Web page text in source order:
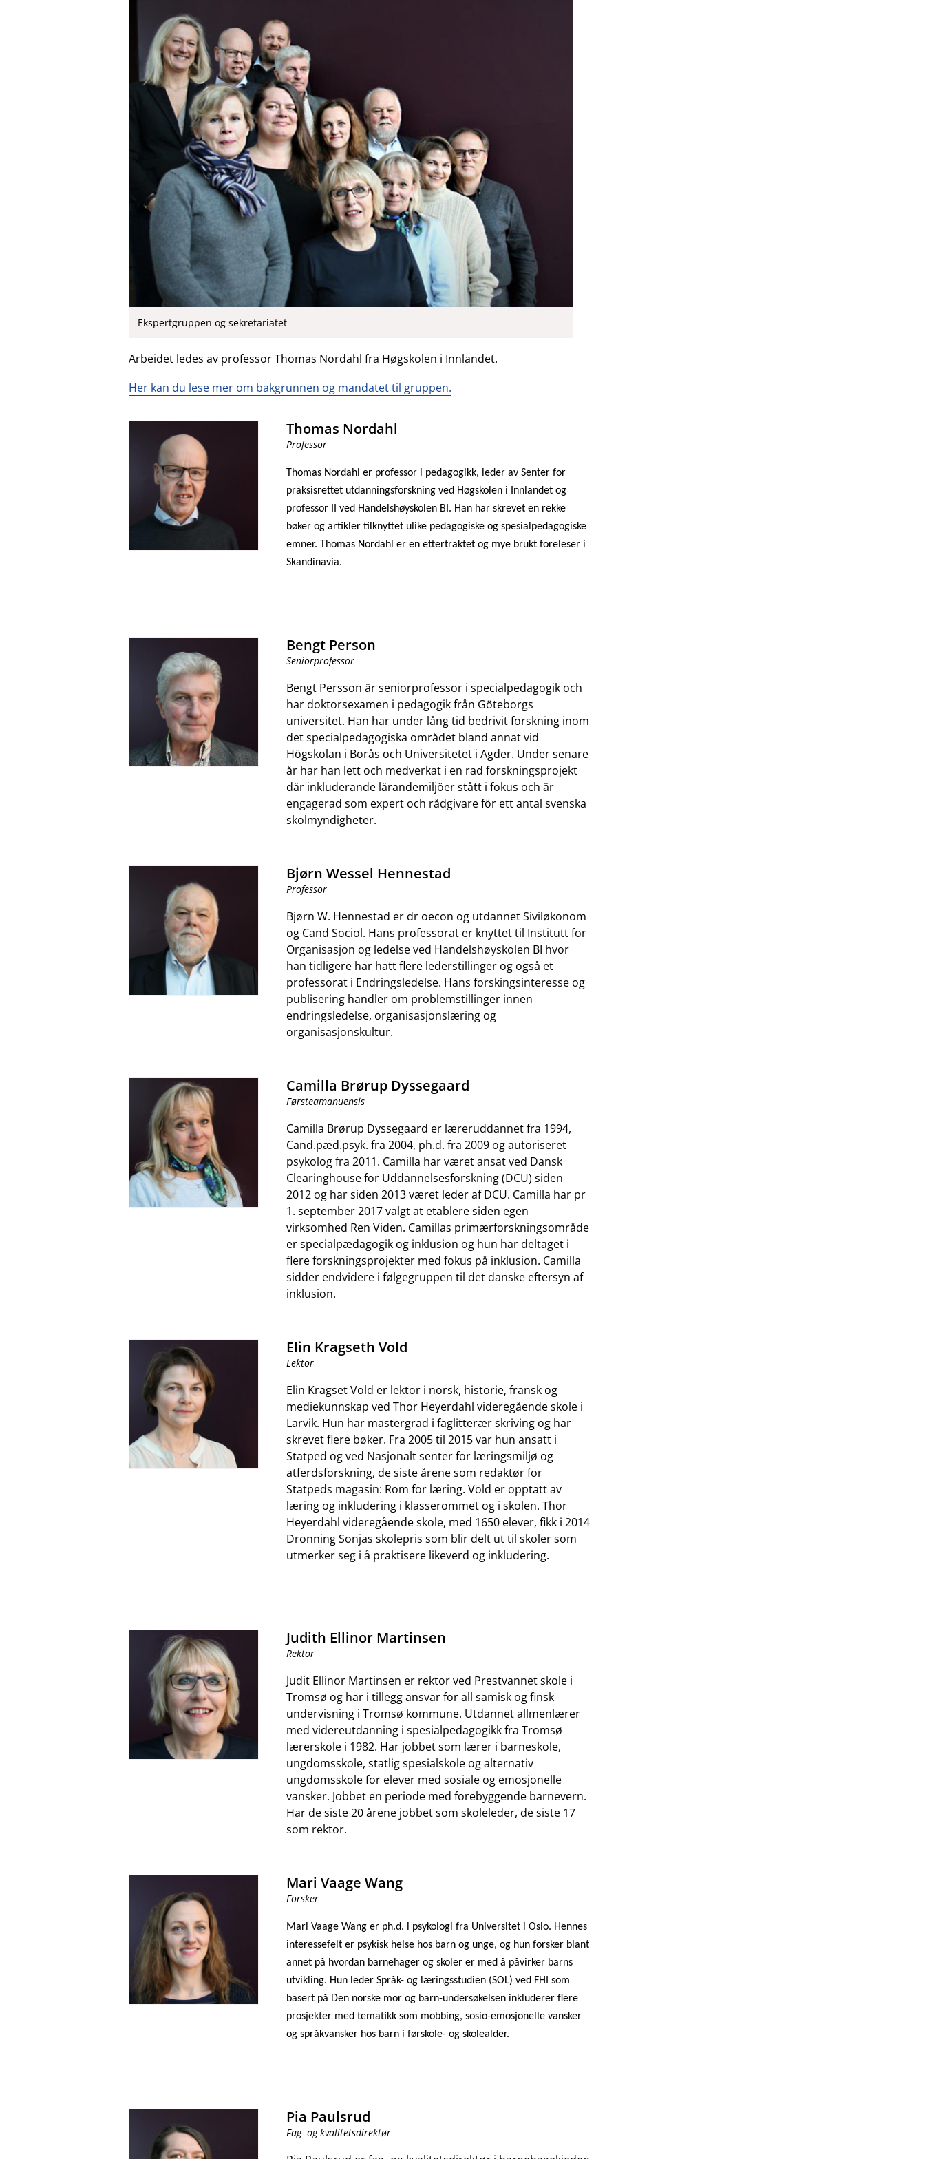
Ekspertgruppen og sekretariatet
Arbeidet ledes av professor Thomas Nordahl fra Høgskolen i Innlandet.
Her kan du lese mer om bakgrunnen og mandatet til gruppen.
Thomas Nordahl
Professor
Thomas Nordahl er professor i pedagogikk, leder av Senter for
praksisrettet utdanningsforskning ved Høgskolen i Innlandet og
professor II ved Handelshøyskolen BI. Han har skrevet en rekke
bøker og artikler tilknyttet ulike pedagogiske og spesialpedagogiske
emner. Thomas Nordahl er en ettertraktet og mye brukt foreleser i
Skandinavia.
Bengt Person
Seniorprofessor
Bengt Persson är seniorprofessor i specialpedagogik och
har doktorsexamen i pedagogik från Göteborgs
universitet. Han har under lång tid bedrivit forskning inom
det specialpedagogiska området bland annat vid
Högskolan i Borås och Universitetet i Agder. Under senare
år har han lett och medverkat i en rad forskningsprojekt
där inkluderande lärandemiljöer stått i fokus och är
engagerad som expert och rådgivare för ett antal svenska
skolmyndigheter.
Bjørn Wessel Hennestad
Professor
Bjørn W. Hennestad er dr oecon og utdannet Siviløkonom
og Cand Sociol. Hans professorat er knyttet til Institutt for
Organisasjon og ledelse ved Handelshøyskolen BI hvor
han tidligere har hatt flere lederstillinger og også et
professorat i Endringsledelse. Hans forskingsinteresse og
publisering handler om problemstillinger innen
endringsledelse, organisasjonslæring og
organisasjonskultur.
Camilla Brørup Dyssegaard
Førsteamanuensis
Camilla Brørup Dyssegaard er læreruddannet fra 1994,
Cand.pæd.psyk. fra 2004, ph.d. fra 2009 og autoriseret
psykolog fra 2011. Camilla har været ansat ved Dansk
Clearinghouse for Uddannelsesforskning (DCU) siden
2012 og har siden 2013 været leder af DCU. Camilla har pr
1. september 2017 valgt at etablere siden egen
virksomhed Ren Viden. Camillas primærforskningsområde
er specialpædagogik og inklusion og hun har deltaget i
flere forskningsprojekter med fokus på inklusion. Camilla
sidder endvidere i følgegruppen til det danske eftersyn af
inklusion.
Elin Kragseth Vold
Lektor
Elin Kragset Vold er lektor i norsk, historie, fransk og
mediekunnskap ved Thor Heyerdahl videregående skole i
Larvik. Hun har mastergrad i faglitterær skriving og har
skrevet flere bøker. Fra 2005 til 2015 var hun ansatt i
Statped og ved Nasjonalt senter for læringsmiljø og
atferdsforskning, de siste årene som redaktør for
Statpeds magasin: Rom for læring. Vold er opptatt av
læring og inkludering i klasserommet og i skolen. Thor
Heyerdahl videregående skole, med 1650 elever, fikk i 2014
Dronning Sonjas skolepris som blir delt ut til skoler som
utmerker seg i å praktisere likeverd og inkludering.
Judith Ellinor Martinsen
Rektor
Judit Ellinor Martinsen er rektor ved Prestvannet skole i
Tromsø og har i tillegg ansvar for all samisk og finsk
undervisning i Tromsø kommune. Utdannet allmenlærer
med videreutdanning i spesialpedagogikk fra Tromsø
lærerskole i 1982. Har jobbet som lærer i barneskole,
ungdomsskole, statlig spesialskole og alternativ
ungdomsskole for elever med sosiale og emosjonelle
vansker. Jobbet en periode med forebyggende barnevern.
Har de siste 20 årene jobbet som skoleleder, de siste 17
som rektor.
Mari Vaage Wang
Forsker
Mari Vaage Wang er ph.d. i psykologi fra Universitet i Oslo. Hennes
interessefelt er psykisk helse hos barn og unge, og hun forsker blant
annet på hvordan barnehager og skoler er med å påvirker barns
utvikling. Hun leder Språk- og læringsstudien (SOL) ved FHI som
basert på Den norske mor og barn-undersøkelsen inkluderer flere
prosjekter med tematikk som mobbing, sosio-emosjonelle vansker
og språkvansker hos barn i førskole- og skolealder.
Pia Paulsrud
Fag- og kvalitetsdirektør